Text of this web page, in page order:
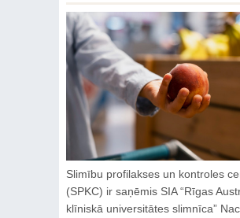
Slimību profilakses un kontroles
(SPKC) ir saņēmis SIA “Rīgas
klīniskā universitātes slimnīca”